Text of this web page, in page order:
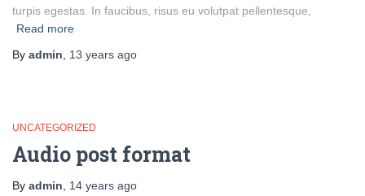
turpis egestas. In faucibus, risus eu volutpat pellentesque,
Read more
By admin 13 years ago
UNCATEGORIZED
Audio post format
By admin 14 years ago